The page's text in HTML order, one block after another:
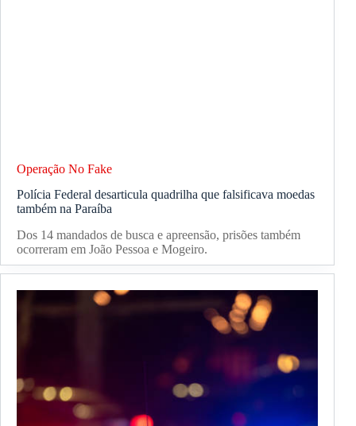
Operação No Fake
Polícia Federal desarticula quadrilha que falsificava moedas
também na Paraíba
Dos 14 mandados de busca e apreensão, prisões também
ocorreram em João Pessoa e Mogeiro.